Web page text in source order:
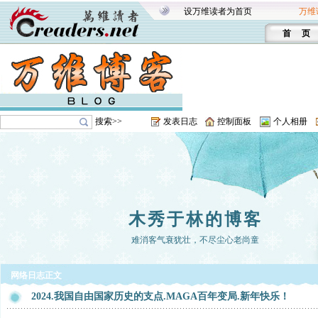
设万维读者为首页 万维
首 页
搜索>> 发表日志 控制面板 个人相册
木秀于林的博客
难消客气衰犹壮，不尽尘心老尚童
网络日志正文
2024.我国自由国家历史的支点.MAGA百年变局.新年快乐！